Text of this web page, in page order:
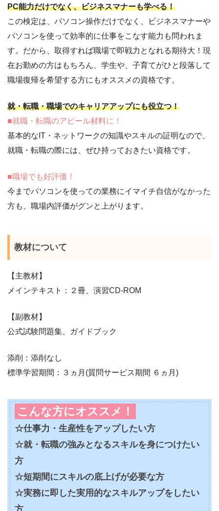
PC能力だけでなく、ビジネスマナーも学べる！
この検定は、パソコン操作だけでなく、ビジネスマナーや
パソコンを使って効率的に仕事をこなす能力も問われま
す。だから、取得すれば職場で即戦力となれる期待大！現
在お勤めの方はもちろん、学生や、子育てがひと段落して
職場復帰を希望する方にもオススメの資格です。
就・転職・職場でのキャリアアップにも役立つ！
■就職・転職のアピール材料に！
基本的なIT・ネットワークの知識やスキルの証明なので、
就職・転職の際には、ぜひ持っておきたい資格です。
■職場でも好評価！
今までパソコンを使っての業務にイマイチ自信がなかった
方も、職場内評価がグンと上がります。
教材について
【主教材】
メインテキスト：２冊、演習CD-ROM
【副教材】
公式試験問題集、ガイドブック
添削：添削なし
標準学習期間：３ヵ月(質問サービス期間 ６ヵ月)
こんな方にオススメ！
☆仕事力・生産性をアップしたい方
☆就・転職の強みとなるスキルを身につけたい
方
☆短期間にスキルの底上げが必要な方
☆実務に即した実用的なスキルアップをしたい